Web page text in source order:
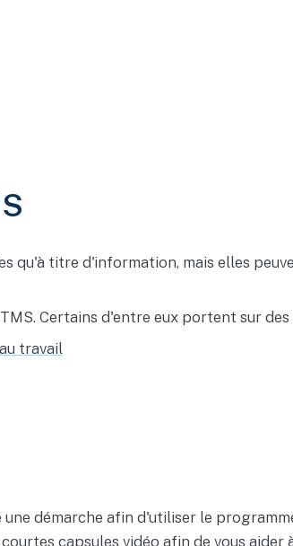
qu'à titre d'information, mais elles
Certains d'entre eux portent sur
travail
démarche afin d'utiliser le
capsules vidéo afin de vous